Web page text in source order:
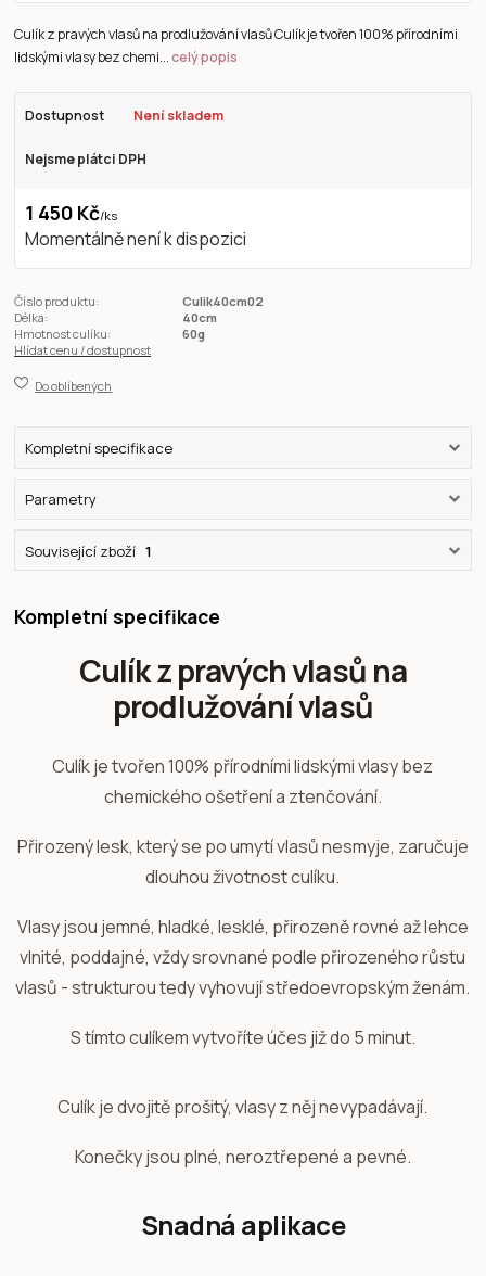
Culík z pravých vlasů na prodlužování vlasů Culík je tvořen 100% přírodními
lidskými vlasy bez chemi...celý popis
Dostupnost Není skladem
Nejsme plátci DPH
1 450 Kč/ks
Momentálně není k dispozici
Číslo produktu:
Culik40cm02
Délka:
40cm
Hmotnost culíku:
60g
Hlídat cenu / dostupnost
Do oblíbených
Kompletní specifikace
Parametry
Související zboží 1
Kompletní specifikace
Culík z pravých vlasů na
prodlužování vlasů
Culík je tvořen 100% přírodními lidskými vlasy bez
chemického ošetření a ztenčování.
Přirozený lesk, který se po umytí vlasů nesmyje, zaručuje
dlouhou životnost culíku.
Vlasy jsou jemné, hladké, lesklé, přirozeně rovné až lehce
vlnité, poddajné, vždy srovnané podle přirozeného růstu
vlasů - strukturou tedy vyhovují středoevropským ženám.
S tímto culíkem vytvoříte účes již do 5 minut.
Culík je dvojitě prošitý, vlasy z něj nevypadávají.
Konečky jsou plné, neroztřepené a pevné.
Snadná aplikace